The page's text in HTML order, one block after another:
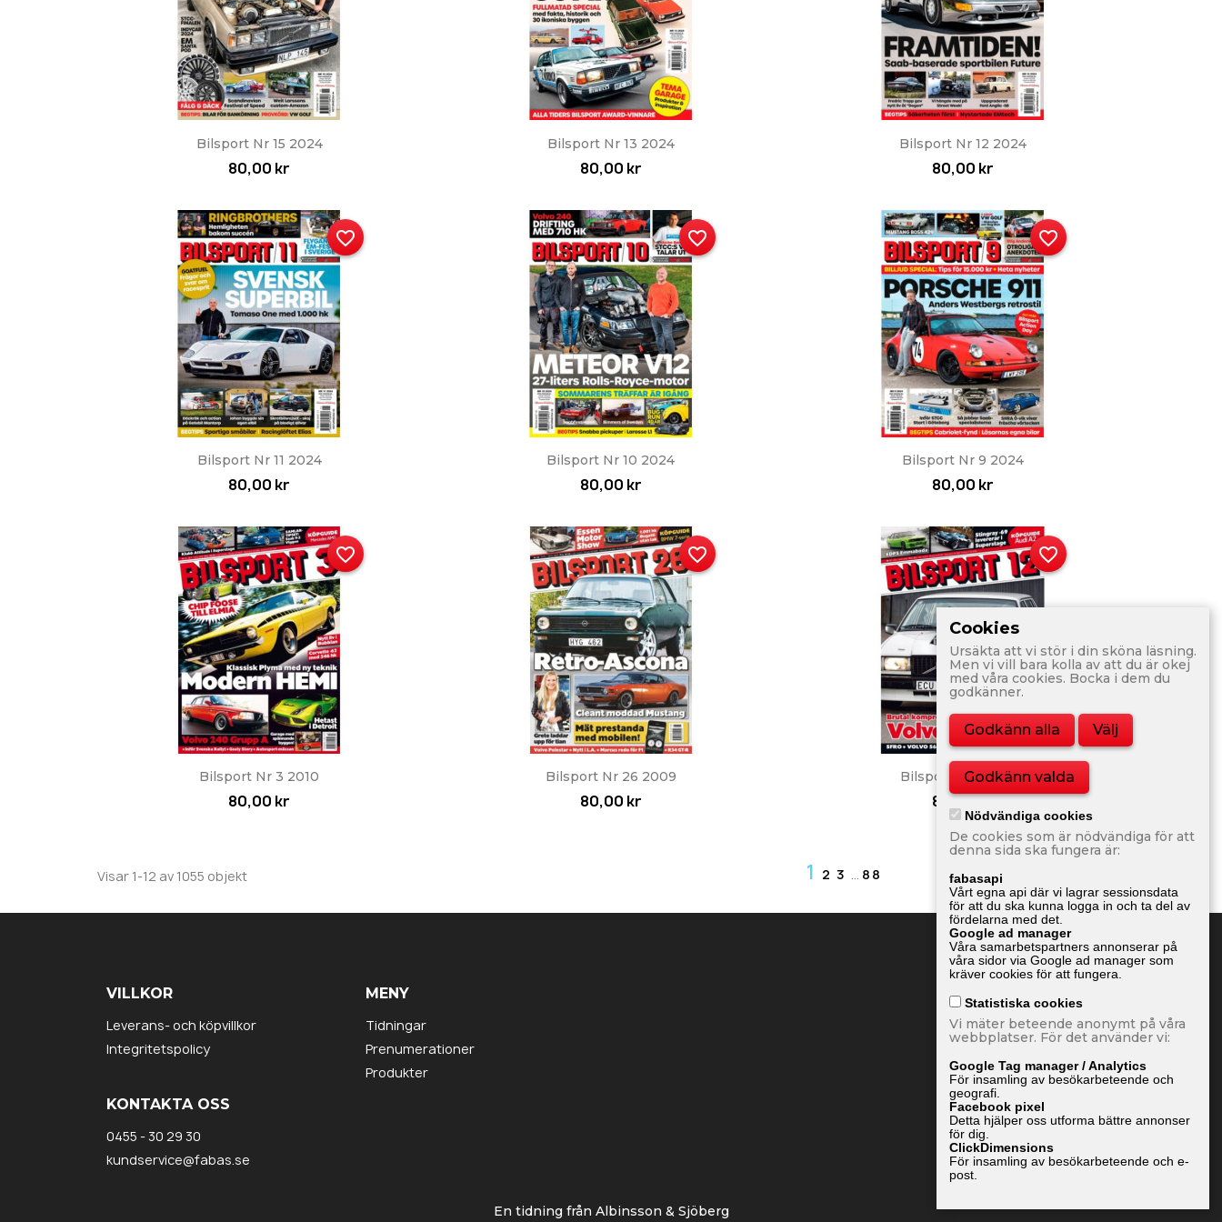
Snabbvy
Bilsport Nr 15 2024
80,00 kr
Snabbvy
Bilsport Nr 13 2024
80,00 kr
Snabbvy
Bilsport Nr 12 2024
80,00 kr
Snabbvy
Bilsport Nr 11 2024
80,00 kr
favorite_border
Snabbvy
Bilsport Nr 10 2024
80,00 kr
favorite_border
Snabbvy
Bilsport Nr 9 2024
80,00 kr
favorite_border
Snabbvy
Bilsport Nr 3 2010
80,00 kr
favorite_border
Snabbvy
Bilsport Nr 26 2009
80,00 kr
favorite_border
 Snabbvy
Bilsport Nr 12 2010
80,00 kr
favorite_border
Visar 1-12 av 1055 objekt 1 2 3 88
VILLKOR
Leverans- och köpvillkor
Integritetspolicy
MENY
Tidningar
Prenumerationer
Produkter
KONTAKTA OSS
0455 - 30 29 30
kundservice@fabas.se
En tidning från Albinsson & Sjöberg
Cookies
Ursäkta att vi stör i din sköna läsning.
Men vi vill bara kolla av att du är okej
med våra cookies. Bocka i dem du
godkänner.
Godkänn alla Välj
Godkänn valda
Nödvändiga cookies
De cookies som är nödvändiga för att
denna sida ska fungera är:
fabasapi
Vårt egna api där vi lagrar sessionsdata
för att du ska kunna logga in och ta del av
fördelarna med det.
Google ad manager
Våra samarbetspartners annonserar på
våra sidor via Google ad manager som
kräver cookies för att fungera.
Statistiska cookies
Vi mäter beteende anonymt på våra
webbplatser. För det använder vi:
Google Tag manager / Analytics
För insamling av besökarbeteende och
geografi.
Facebook pixel
Detta hjälper oss utforma bättre annonser
för dig.
ClickDimensions
För insamling av besökarbeteende och e-
post.